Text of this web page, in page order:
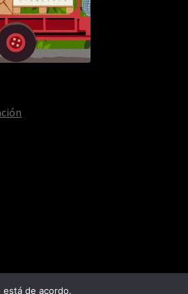
está de acordo.